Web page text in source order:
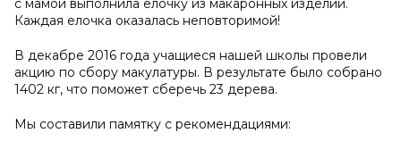
с мамой выполнила елочку из макаронных изделий.
Каждая елочка оказалась неповторимой!
В декабре 2016 года учащиеся нашей школы провели
акцию по сбору макулатуры. В результате было собрано
1402 кг, что поможет сберечь 23 дерева.
Мы составили памятку с рекомендациями: